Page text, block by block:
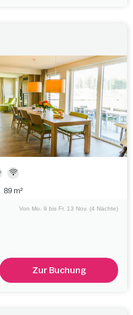
89 m²
Von Mo. 9 bis Fr. 13 Nov. (4 Nächte)
Zur Buchung